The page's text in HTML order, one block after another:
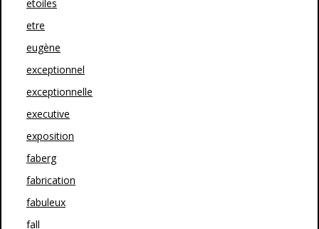
etoiles
etre
eugène
exceptionnel
exceptionnelle
executive
exposition
faberg
fabrication
fabuleux
fall